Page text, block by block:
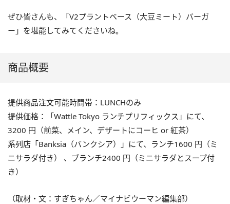
ぜひ皆さんも、「V2プラントベース（大豆ミート）バーガ
ー」を堪能してみてくださいね。
商品概要
提供商品注文可能時間帯：LUNCHのみ
提供価格：「Wattle Tokyo ランチプリフィックス」にて、
3200 円（前菜、メイン、デザートにコーヒ or 紅茶）
系列店「Banksia（バンクシア）」にて、ランチ1600 円（ミ
ニサラダ付き） 、ブランチ2400 円（ミニサラダとスープ付
き）
（取材・文：すぎちゃん／マイナビウーマン編集部）